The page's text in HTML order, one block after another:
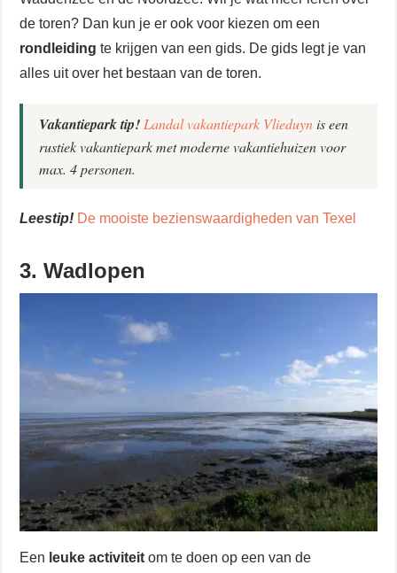
de toren? Dan kun je er ook voor kiezen om een
rondleiding te krijgen van een gids. De gids legt je van
alles uit over het bestaan van de toren.
Vakantiepark tip! Landal vakantiepark Vlieduyn is een
rustiek vakantiepark met moderne vakantiehuizen voor
max. 4 personen.
Leestip! De mooiste bezienswaardigheden van Texel
3. Wadlopen
Een leuke activiteit om te doen op een van de